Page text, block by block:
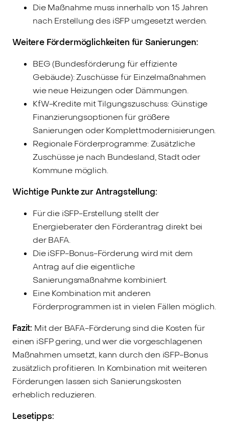
Die Maßnahme muss innerhalb von 15 Jahren
nach Erstellung des iSFP umgesetzt werden.
Weitere Fördermöglichkeiten für Sanierungen:
BEG (Bundesförderung für effiziente
Gebäude): Zuschüsse für Einzelmaßnahmen
wie neue Heizungen oder Dämmungen.
KfW-Kredite mit Tilgungszuschuss: Günstige
Finanzierungsoptionen für größere
Sanierungen oder Komplettmodernisierungen.
Regionale Förderprogramme: Zusätzliche
Zuschüsse je nach Bundesland, Stadt oder
Kommune möglich.
Wichtige Punkte zur Antragstellung:
Für die iSFP-Erstellung stellt der
Energieberater den Förderantrag direkt bei
der BAFA.
Die iSFP-Bonus-Förderung wird mit dem
Antrag auf die eigentliche
Sanierungsmaßnahme kombiniert.
Eine Kombination mit anderen
Förderprogrammen ist in vielen Fällen möglich.
Fazit: Mit der BAFA-Förderung sind die Kosten für
einen iSFP gering, und wer die vorgeschlagenen
Maßnahmen umsetzt, kann durch den iSFP-Bonus
zusätzlich profitieren. In Kombination mit weiteren
Förderungen lassen sich Sanierungskosten
erheblich reduzieren.
Lesetipps: